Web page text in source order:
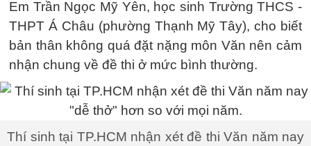
Em Trần Ngọc Mỹ Yên, học sinh Trường THCS -
THPT Á Châu (phường Thạnh Mỹ Tây), cho biết
bản thân không quá đặt nặng môn Văn nên cảm
nhận chung về đề thi ở mức bình thường.
Thí sinh tại TP.HCM nhận xét đề thi Văn năm nay